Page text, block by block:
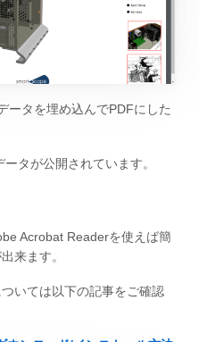
ータを埋め込んでPDFにした
タが公開されています。
Acrobat Readerを使えば簡
来ます。
いては以下の記事をご確認